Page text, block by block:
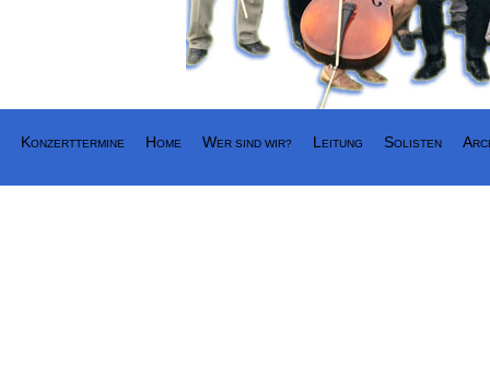
KONZERTTERMINE HOME WER SIND WIR? L EITUNG SOLISTEN A